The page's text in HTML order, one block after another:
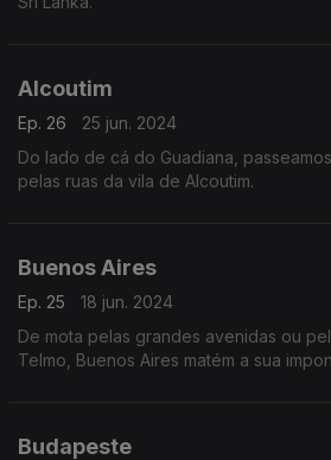
Alcoutim
Ep. 26
25 jun. 2024
Do lado de cá do Guadiana,
pelas ruas da vila de Alcoutim.
Buenos Aires
Ep. 25
18 jun. 2024
De mota pelas grandes avenidas ou
Telmo, Buenos Aires matém a sua
Budapeste